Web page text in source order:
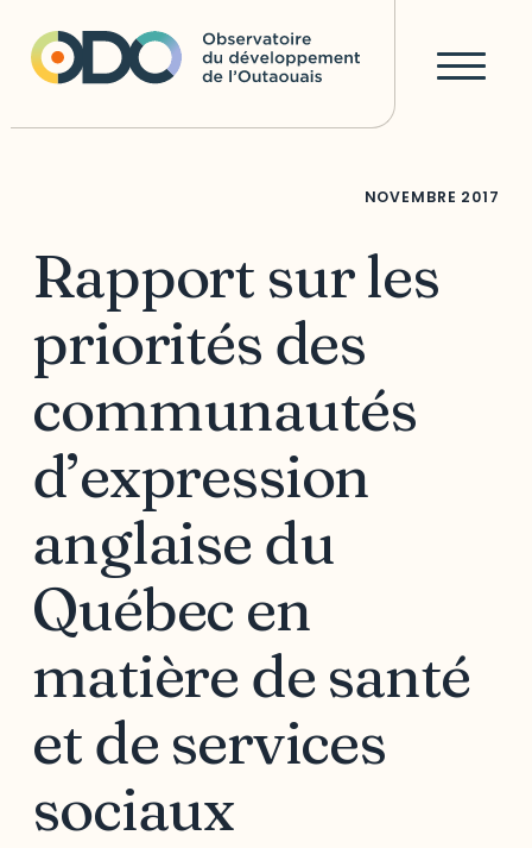
NOVEMBRE 2017
Rapport sur les
priorités des
communautés
d’expression
anglaise du
Québec en
matière de santé
et de services
sociaux